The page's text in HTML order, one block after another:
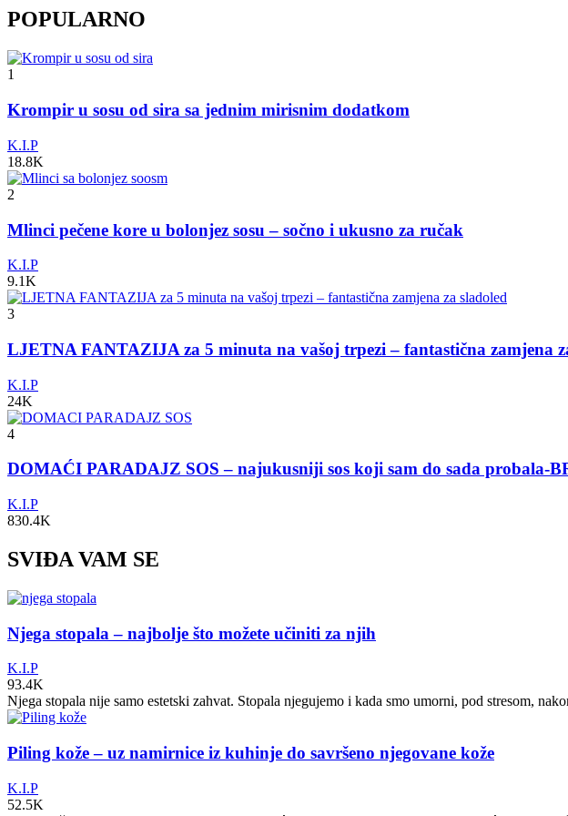
POPULARNO
1
Krompir u sosu od sira sa jednim mirisnim dodatkom
K.I.P
18.8K
2
Mlinci pečene kore u bolonjez sosu – sočno i ukusno za ručak
K.I.P
9.1K
3
LJETNA FANTAZIJA za 5 minuta na vašoj trpezi – fantastična zamjena
K.I.P
24K
4
DOMAĆI PARADAJZ SOS – najukusniji sos koji sam do sada probala-
K.I.P
830.4K
SVIĐA VAM SE
Njega stopala – najbolje što možete učiniti za njih
K.I.P
93.4K
Njega stopala nije samo estetski zahvat. Stopala njegujemo i kada smo umorni, pod stresom,
Piling kože – uz namirnice iz kuhinje do savršeno njegovane kože
K.I.P
52.5K